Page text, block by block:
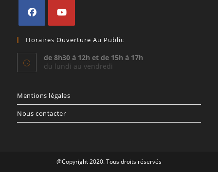
dans
un
nouvel
dans
un
nouvel
Horaires Ouverture Au Public
de 8h30 à 12h et de 15h à 17h
du lundi au vendredi
Mentions légales
Nous contacter
@Copyright 2020. Tous droits réservés